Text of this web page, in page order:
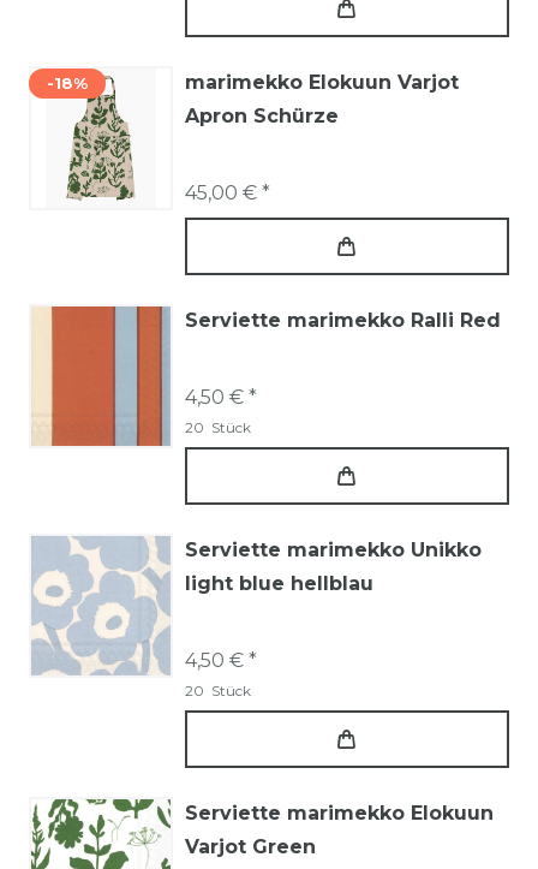
-18%
marimekko Elokuun Varjot
Apron Schürze
45,00 € *
Serviette marimekko Ralli Red
4,50 € *
20 Stück
Serviette marimekko Unikko
light blue hellblau
4,50 € *
20 Stück
Serviette marimekko Elokuun
Varjot Green